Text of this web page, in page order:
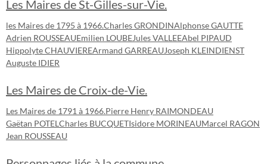
Les Maires de St-Gilles-sur-Vie.
les Maires de 1795 à 1966.Charles GRONDINAlphonse GAUTTE
Adrien ROUSSEAUEmilien LOUBEJules VALLEEAbel PIPAUD
Hippolyte CHAUVIEREArmand GARREAUJoseph KLEINDIENST
Auguste IDIER
Les Maires de Croix-de-Vie.
Les Maires de 1791 à 1966.Pierre Henry RAIMONDEAU
Gaëtan POTEL Charles BUCQUETIsidore MORINEAUMarcel RAGON
Jean ROUSSEAU